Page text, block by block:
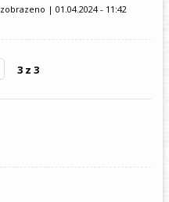
zobrazeno | 01.04.2024 - 11:42
3 z 3